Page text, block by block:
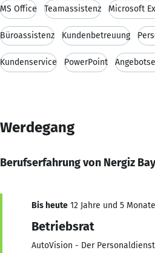
MS Office Teamassistenz Microsoft
Büroassistenz Kundenbetreuung
Kundenservice PowerPoint
Werdegang
Berufserfahrung von Nergiz
Bis heute 12 Jahre und 5
Betriebsrat
AutoVision - Der